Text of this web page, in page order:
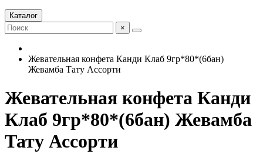
Каталог
×
Жевательная конфета Канди Клаб 9гр*80*(6бан)
Жевамба Тату Ассорти
Жевательная конфета Канди
Клаб 9гр*80*(6бан) Жевамба
Тату Ассорти